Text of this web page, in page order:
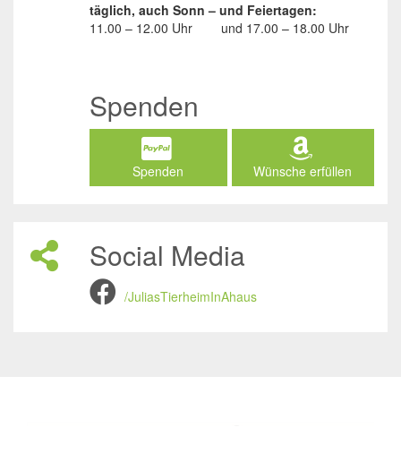
täglich, auch Sonn – und Feiertagen:
11.00 – 12.00 Uhr
und 17.00 – 18.00 Uhr
Spenden
Spenden Wünsche erfüllen
Social Media
/JuliasTierheimInAhaus